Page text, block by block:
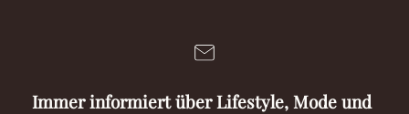
Immer informiert über Lifestyle, Mode und